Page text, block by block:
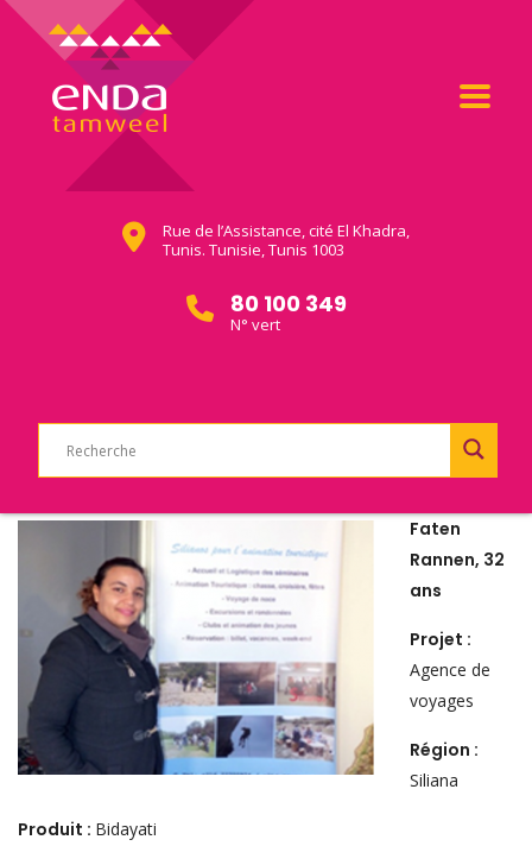
Rue de l’Assistance, cité El Khadra,
Tunis. Tunisie, Tunis 1003
80 100 349
N° vert
Faten
Rannen, 32
ans
Projet :
Agence de
voyages
Région :
Siliana
Produit : Bidayati